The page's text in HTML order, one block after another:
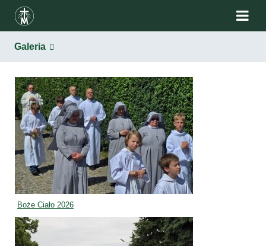
Galeria
Boże Ciało 2026